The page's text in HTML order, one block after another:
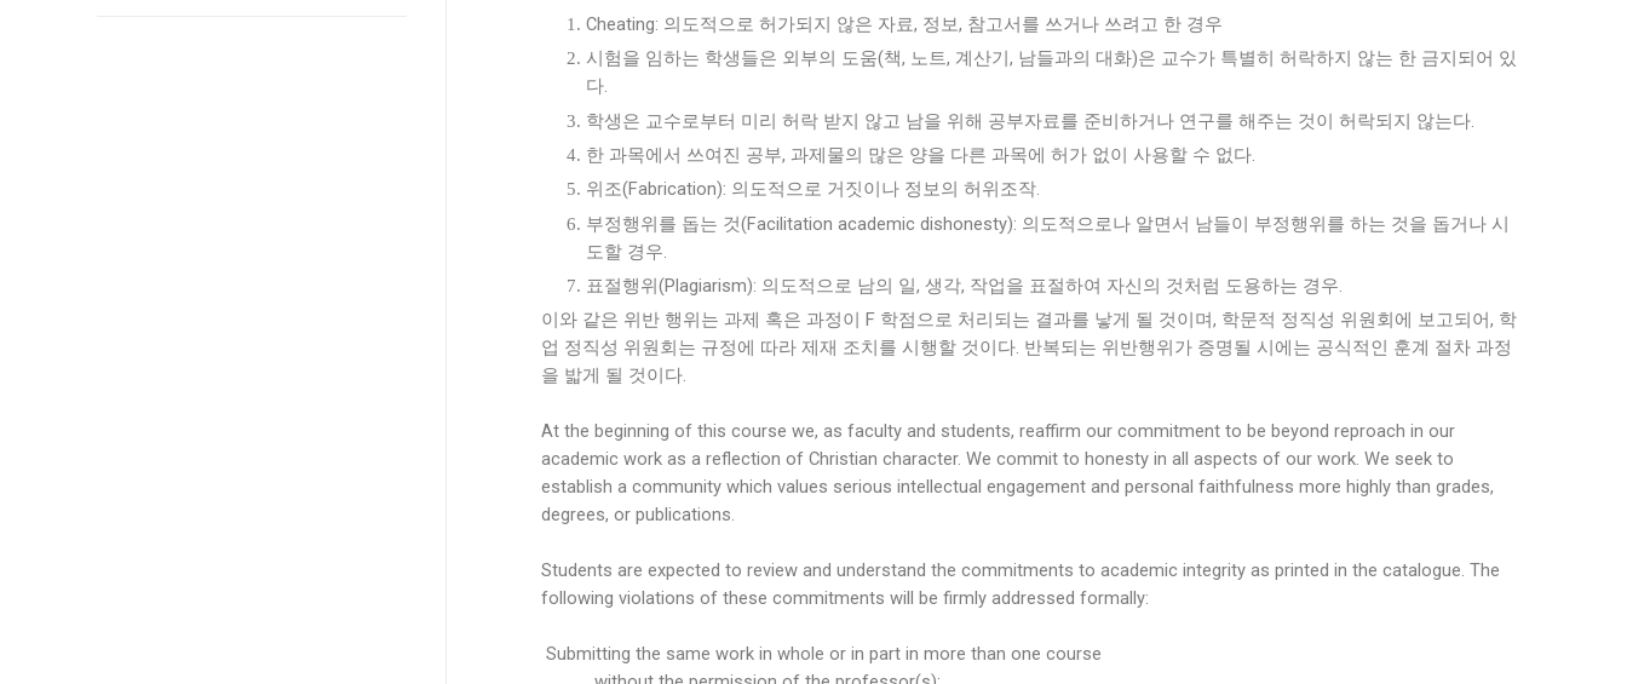
Cheating: 의도적으로 허가되지 않은 자료, 정보, 참고서를 쓰거나 쓰려고 한 경우
시험을 임하는 학생들은 외부의 도움(책, 노트, 계산기, 남들과의 대화)은 교수가 특별히 허락하지 않는 한 금지되어 있
다.
학생은 교수로부터 미리 허락 받지 않고 남을 위해 공부자료를 준비하거나 연구를 해주는 것이 허락되지 않는다.
한 과목에서 쓰여진 공부, 과제물의 많은 양을 다른 과목에 허가 없이 사용할 수 없다.
위조(Fabrication): 의도적으로 거짓이나 정보의 허위조작.
부정행위를 돕는 것(Facilitation academic dishonesty): 의도적으로나 알면서 남들이 부정행위를 하는 것을 돕거나 시
도할 경우.
표절행위(Plagiarism): 의도적으로 남의 일, 생각, 작업을 표절하여 자신의 것처럼 도용하는 경우.
이와 같은 위반 행위는 과제 혹은 과정이 F 학점으로 처리되는 결과를 낳게 될 것이며, 학문적 정직성 위원회에 보고되어, 학
업 정직성 위원회는 규정에 따라 제재 조치를 시행할 것이다. 반복되는 위반행위가 증명될 시에는 공식적인 훈계 절차 과정
을 밟게 될 것이다.
At the beginning of this course we, as faculty and students, reaffirm our commitment to be beyond reproach in our
academic work as a reflection of Christian character. We commit to honesty in all aspects of our work. We seek to
establish a community which values serious intellectual engagement and personal faithfulness more highly than grades,
degrees, or publications.
Students are expected to review and understand the commitments to academic integrity as printed in the catalogue. The
following violations of these commitments will be firmly addressed formally:
Submitting the same work in whole or in part in more than one course